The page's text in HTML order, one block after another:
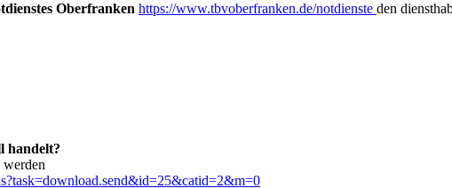
Oberfranken https://www.tbvoberfranken.de/notdienste den
handelt?
werden